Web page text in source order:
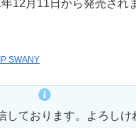
12月11日から発売され
SWANY
しております。よろしけ